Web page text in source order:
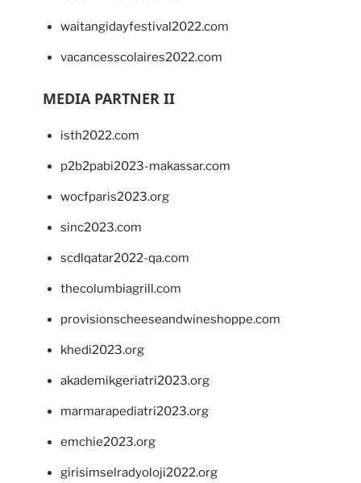
waitangidayfestival2022.com
vacancesscolaires2022.com
MEDIA PARTNER II
isth2022.com
p2b2pabi2023-makassar.com
wocfparis2023.org
sinc2023.com
scdlqatar2022-qa.com
thecolumbiagrill.com
provisionscheeseandwineshoppe.com
khedi2023.org
akademikgeriatri2023.org
marmarapediatri2023.org
emchie2023.org
girisimselradyoloji2022.org